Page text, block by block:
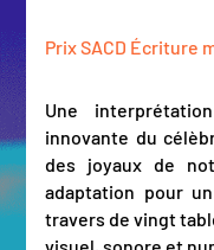
Prix SACD Écriture
Une
innovante du
des joyaux de
adaptation pour
travers de vingt